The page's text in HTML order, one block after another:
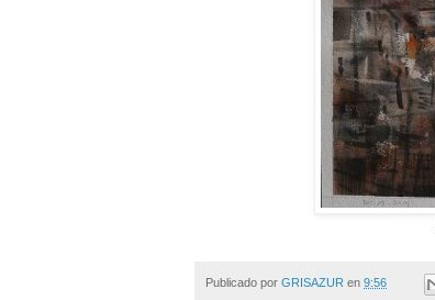
Publicado por GRISAZUR en 9:56